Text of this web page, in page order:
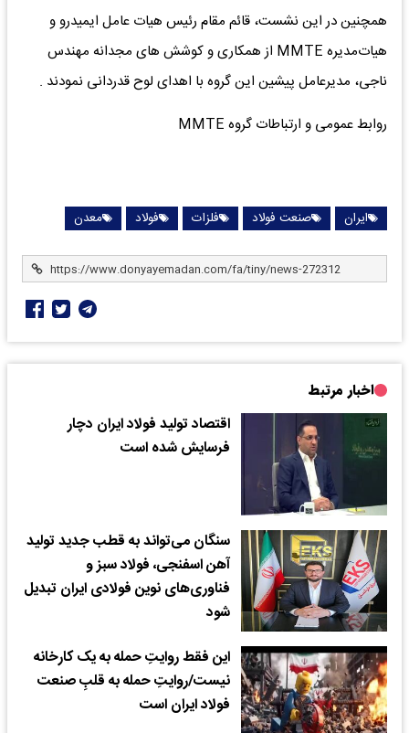
همچنین در این نشست، قائم مقام رئیس هیات عامل ایمیدرو و
هیات‌مدیره MMTE از همکاری و کوشش های مجدانه مهندس
ناجی، مدیرعامل پیشین این گروه با اهدای لوح قدردانی نمودند .
روابط عمومی و ارتباطات گروه MMTE
ایران صنعت فولاد فلزات فولاد معدن
اخبار مرتبط
اقتصاد تولید فولاد ایران دچار
فرسایش شده است
سنگان می‌تواند به قطب جدید تولید
آهن اسفنجی، فولاد سبز و
فناوری‌های نوین فولادی ایران تبدیل
شود
این فقط روایتِ حمله به یک کارخانه
نیست/روایتِ حمله به قلبِ صنعت
فولاد ایران است